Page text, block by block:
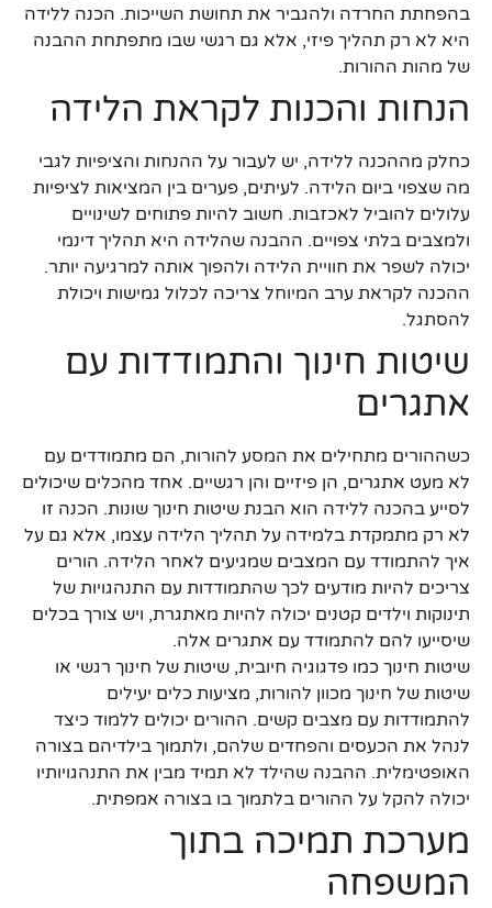
בהפחתת החרדה ולהגביר את תחושת השייכות. הכנה ללידה
היא לא רק תהליך פיזי, אלא גם רגשי שבו מתפתחת ההבנה
של מהות ההורות.
הנחות והכנות לקראת הלידה
כחלק מההכנה ללידה, יש לעבור על ההנחות והציפיות לגבי
מה שצפוי ביום הלידה. לעיתים, פערים בין המציאות לציפיות
עלולים להוביל לאכזבות. חשוב להיות פתוחים לשינויים
ולמצבים בלתי צפויים. ההבנה שהלידה היא תהליך דינמי
יכולה לשפר את חוויית הלידה ולהפוך אותה למרגיעה יותר.
ההכנה לקראת ערב המיוחל צריכה לכלול גמישות ויכולת
להסתגל.
שיטות חינוך והתמודדות עם
אתגרים
כשההורים מתחילים את המסע להורות, הם מתמודדים עם
לא מעט אתגרים, הן פיזיים והן רגשיים. אחד מהכלים שיכולים
לסייע בהכנה ללידה הוא הבנת שיטות חינוך שונות. הכנה זו
לא רק מתמקדת בלמידה על תהליך הלידה עצמו, אלא גם על
איך להתמודד עם המצבים שמגיעים לאחר הלידה. הורים
צריכים להיות מודעים לכך שהתמודדות עם התנהגויות של
תינוקות וילדים קטנים יכולה להיות מאתגרת, ויש צורך בכלים
שיסייעו להם להתמודד עם אתגרים אלה.
שיטות חינוך כמו פדגוגיה חיובית, שיטות של חינוך רגשי או
שיטות של חינוך מכוון להורות, מציעות כלים יעילים
להתמודדות עם מצבים קשים. ההורים יכולים ללמוד כיצד
לנהל את הכעסים והפחדים שלהם, ולתמוך בילדיהם בצורה
האופטימלית. ההבנה שהילד לא תמיד מבין את התנהגויותיו
יכולה להקל על ההורים בלתמוך בו בצורה אמפתית.
מערכת תמיכה בתוך
המשפחה